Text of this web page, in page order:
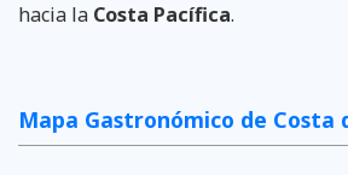
hacia la Costa Pacífica.
Mapa Gastronómico de Costa